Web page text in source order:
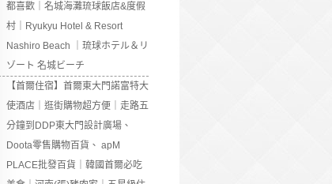
都喜歡｜名城海灘琉球飯店&度假
村｜Ryukyu Hotel & Resort
Nashiro Beach ｜琉球ホテル＆リ
ゾート 名城ビーチ
【首爾住宿】首爾東大門諾富特大
使酒店｜逛街購物超方便｜走路五
分鐘到DDP東大門設計廣場、
Doota零售購物百貨、 apM
PLACE批發百貨｜韓國首爾必吃